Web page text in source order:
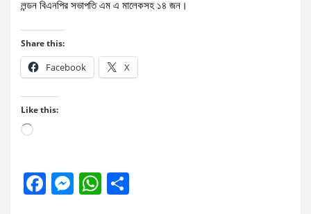
লন্ডন বিএনপির সভাপতি এম এ মালেকসহ ১৪ জন।
Share this:
Facebook X
Like this:
Loading…
F
M W